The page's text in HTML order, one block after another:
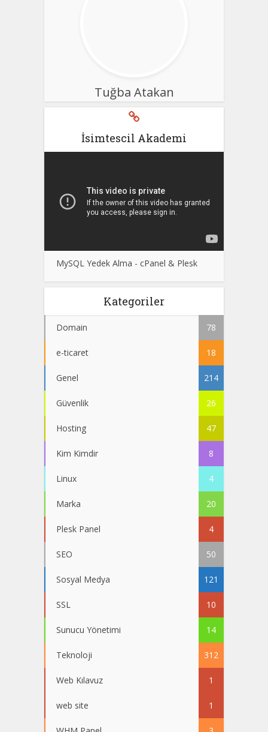
Tuğba Atakan
İsimtescil Akademi
MySQL Yedek Alma - cPanel & Plesk
Kategoriler
Domain 78
e-ticaret 18
Genel 214
Güvenlik 26
Hosting 47
Kim Kimdir 8
Linux 4
Marka 20
Plesk Panel 4
SEO 50
Sosyal Medya 121
SSL 10
Sunucu Yönetimi 14
Teknoloji 312
Web Kılavuz 1
web site 1